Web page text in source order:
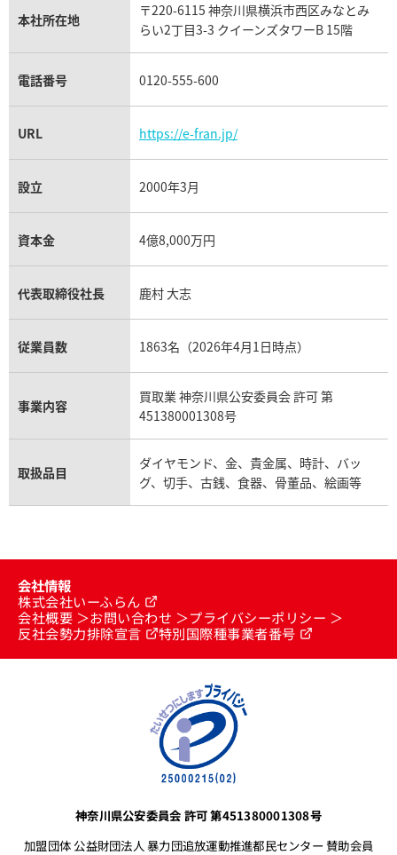
パネライ買取
チューダー（チュードル）買取
本社所在地
〒220-6115 神奈川県横浜市西区みなとみ
らい2丁目3-3 クイーンズタワーB 15階
電話番号 0120-555-600
URL https://e-fran.jp/
設立 2000年3月
資本金 4億8,000万円
代表取締役社長 鹿村 大志
従業員数 1863名（2026年4月1日時点）
事業内容
買取業 神奈川県公安委員会 許可 第
451380001308号
取扱品目
ダイヤモンド、金、貴金属、時計、バッ
グ、切手、古銭、食器、骨董品、絵画等
会社情報
株式会社いーふらん
会社概要
お問い合わせ
プライバシーポリシー
反社会勢力排除宣言
特別国際種事業者番号
神奈川県公安委員会 許可 第451380001308号
加盟団体 公益財団法人 暴力団追放運動推進都民センター 賛助会員